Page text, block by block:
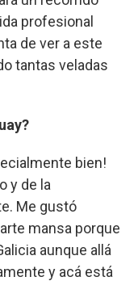
profesional
de ver a este
tantas veladas
bien!
y de la
Me gustó
mansa porque
aunque allá
y acá está